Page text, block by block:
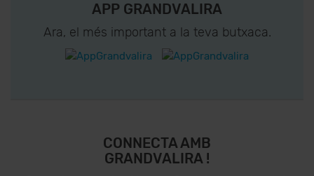
APP GRANDVALIRA
Ara, el més important a la teva butxaca.
CONNECTA AMB
GRANDVALIRA !